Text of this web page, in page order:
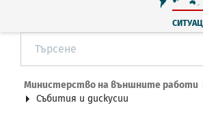
Министерство на външните работи
Събития и дискусии